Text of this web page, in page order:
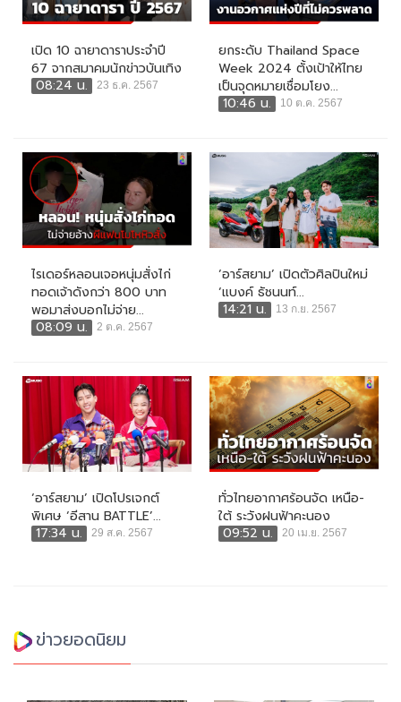
เปิด 10 ฉายาดาราประจำปี
67 จากสมาคมนักข่าวบันเทิง
08:24 น.
23 ธ.ค. 2567
ยกระดับ Thailand Space
Week 2024 ตั้งเป้าให้ไทย
เป็นจุดหมายเชื่อมโยง...
10:46 น.
10 ต.ค. 2567
ไรเดอร์หลอนเจอหนุ่มสั่งไก่
ทอดเจ้าดังกว่า 800 บาท
พอมาส่งบอกไม่จ่าย...
08:09 น.
2 ต.ค. 2567
‘อาร์สยาม’ เปิดตัวศิลปินใหม่
‘แบงค์ ธัชนนท์...
14:21 น.
13 ก.ย. 2567
‘อาร์สยาม’ เปิดโปรเจกต์
พิเศษ ‘อีสาน BATTLE’...
17:34 น.
29 ส.ค. 2567
ทั่วไทยอากาศร้อนจัด เหนือ-
ใต้ ระวังฝนฟ้าคะนอง
09:52 น.
20 เม.ย. 2567
ข่าวยอดนิยม